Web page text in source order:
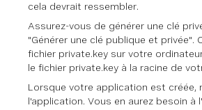
cela devrait ressembler.
Assurez-vous de générer une clé
"Générer une clé publique et privée".
fichier private.key sur votre
le fichier private.key à la racine de
Lorsque votre application est créée,
l'application. Vous en aurez besoin à